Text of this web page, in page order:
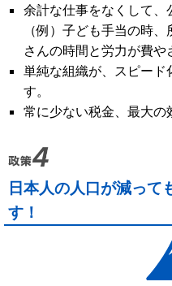
余計な仕事をなくして、
（例）子ども手当の時
さんの時間と労力が費や
単純な組織が、スピード
す。
常に少ない税金、最大の
日本人の人口が減って
す！